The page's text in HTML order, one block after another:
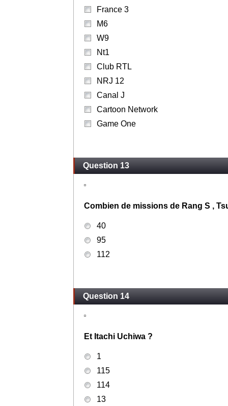
France 3
M6
W9
Nt1
Club RTL
NRJ 12
Canal J
Cartoon Network
Game One
Question 13
Combien de missions de Rang S ,
40
95
112
Question 14
Et Itachi Uchiwa ?
1
115
114
13